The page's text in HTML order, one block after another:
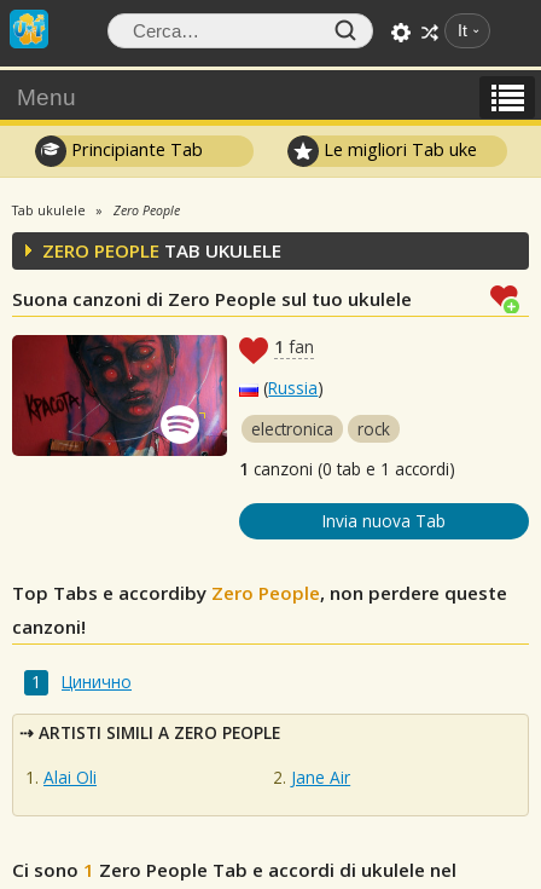
It
Menu
Principiante Tab Le migliori Tab uke
Tab ukulele Zero People
ZERO PEOPLE TAB UKULELE
Suona canzoni di Zero People sul tuo ukulele
1 fan
(Russia)
electronica
rock
1 canzoni (0 tab e 1 accordi)
Invia nuova Tab
Top Tabs e accordiby Zero People, non perdere queste
canzoni!
Цинично
ARTISTI SIMILI A ZERO PEOPLE
Alai Oli
Jane Air
Ci sono 1 Zero People Tab e accordi di ukulele nel